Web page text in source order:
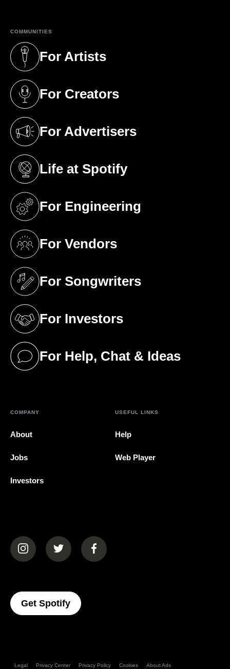
COMMUNITIES
For Artists
(opens in a new tab)
For Creators
(opens in a new tab)
For Advertisers
(opens in a new tab)
Life at Spotify
(opens in a new tab)
For Engineering
(opens in a new tab)
For Vendors
(opens in a new tab)
For Songwriters
(opens in a new tab)
For Investors
(opens in a new tab)
For Help, Chat & Ideas
(opens in a new tab)
COMPANY
About
Jobs
Investors
USEFUL LINKS
Help
Web Player
(opens in a new tab)(opens in a new tab)(opens in a new tab)
Get Spotify(opens In A New Tab)
Legal Privacy Center Privacy Policy Cookies About Ads